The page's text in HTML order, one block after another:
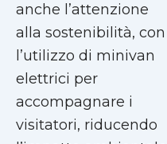
anche l’attenzione
alla sostenibilità, con
l’utilizzo di minivan
elettrici per
accompagnare i
visitatori, riducendo